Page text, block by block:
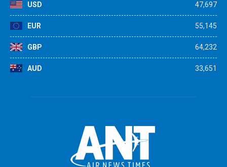
USD 47,697
EUR 55,145
GBP 64,232
AUD 33,651